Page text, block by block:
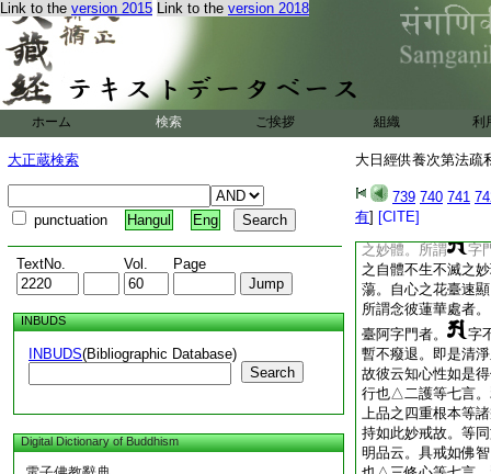
Link to the version 2015 Link to the version 2018
ホーム 検索 ご挨拶 組織 利
大正蔵検索
punctuation Hangul Eng
TextNo. Vol. Page
INBUDS
INBUDS(Bibliographic Database)
Search
Digital Dictionary of Buddhism
大日經供養次第法疏
739 740 741
有] [CITE]
名爲良助伴矣。已
大日經供養次第法
大日經供養次第法
金剛佛子
將釋當品大分爲四
明宗旨。四明入文
淨行。二釋守護。
性者不改義。所謂
之妙體。所謂
字
之自體不生不滅之
蕩。自心之花臺速
所謂念彼蓮華處者
臺阿字門者。
字
暫不癈退。即是清
故彼云知心性如是
行也△二護等七言
上品之四重根本等
持如此妙戒故。等
明品云。具戒如佛